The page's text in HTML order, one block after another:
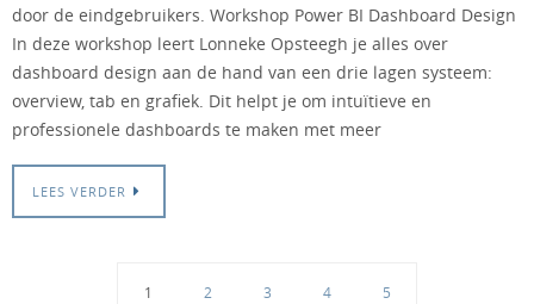
door de eindgebruikers. Workshop Power BI Dashboard Design
In deze workshop leert Lonneke Opsteegh je alles over
dashboard design aan de hand van een drie lagen systeem:
overview, tab en grafiek. Dit helpt je om intuïtieve en
professionele dashboards te maken met meer
LEES VERDER
1 2 3 4 5